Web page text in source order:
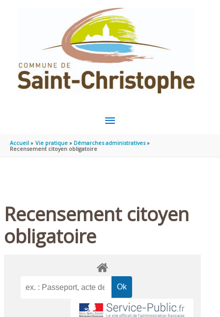
MENU
PRINCIPAL
Accueil Vie pratique
Démarches administratives
Recensement citoyen obligatoire
Recensement citoyen
obligatoire